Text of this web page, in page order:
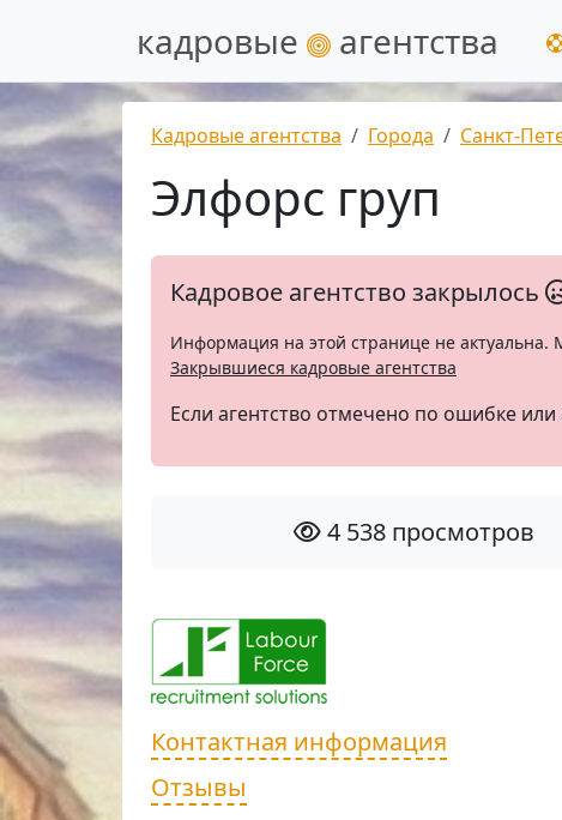
кадровые агентства
Кадровые агентства Города Санкт-
Элфорс груп
Кадровое агентство закрылось
Информация на этой странице не актуальна.
Закрывшиеся кадровые агентства
Если агентство отмечено по ошибке
4 538 просмотров
Контактная информация
Отзывы